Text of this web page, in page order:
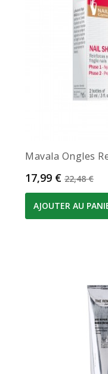
Mavala Ongles
Prix
17,99 € Prix de
22,48 €
AJOUTER AU